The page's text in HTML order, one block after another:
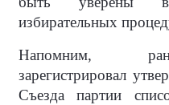
избирательных
Напомним,
зарегистрировал
Съезда партии